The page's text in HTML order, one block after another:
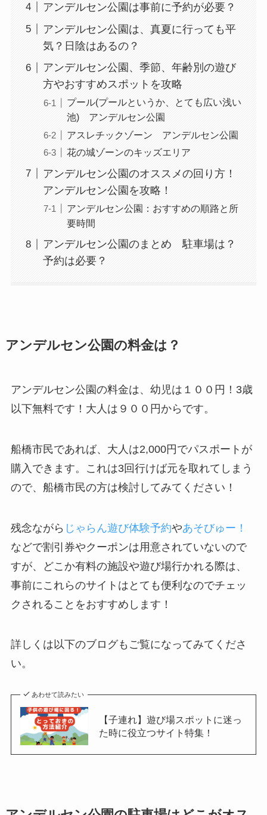
アンデルセン公園は事前に予約が必要？
アンデルセン公園は、真夏に行っても平
気？日陰はあるの？
アンデルセン公園、季節、年齢別の遊び
方やおすすめスポットを攻略
プール(プールというか、とても広い浅い
池) アンデルセン公園
アスレチックゾーン アンデルセン公園
花の城ゾーンのキッズエリア
アンデルセン公園のオススメの回り方！
アンデルセン公園を攻略！
アンデルセン公園：おすすめの順路と所
要時間
アンデルセン公園のまとめ 駐車場は？
予約は必要？
アンデルセン公園の料金は？
アンデルセン公園の料金は、幼児は１００円！3歳
以下無料です！大人は９００円からです。
船橋市民であれば、大人は2,000円でパスポートが
購入できます。これは3回行けば元を取れてしまう
ので、船橋市民の方は検討してみてください！
残念ながら じゃらん遊び体験予約やあそびゅー！
などで割引券やクーポンは用意されていないので
すが、どこか有料の施設や遊び場行かれる際は、
事前にこれらのサイトはとても便利なのでチェッ
クされることをおすすめします！
詳しくは以下のブログもご覧になってみてくださ
い。
あわせて読みたい
【子連れ】遊び場スポットに迷っ
た時に役立つサイト特集！